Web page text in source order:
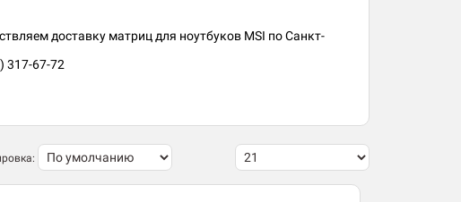
доставку матриц для ноутбуков MSI по Санкт-
317-67-72